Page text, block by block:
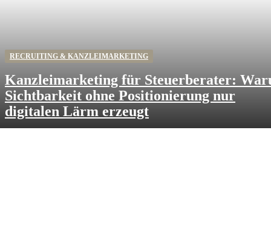
RECRUITING & KANZLEIMARKETING
Kanzleimarketing für Steuerberater:
Sichtbarkeit ohne Positionierung nur
digitalen Lärm erzeugt